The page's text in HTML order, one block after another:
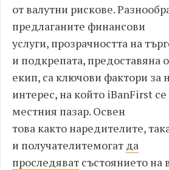
от валутни рискове.
предлаганите финансови
услуги, прозрачността на
и подкрепата, предоставяна
екип, са ключови фактори за
интерес, на който iBanFirst
местния пазар. Освен
това както наредителите,
и получателитемогат да
проследяват състоянието на